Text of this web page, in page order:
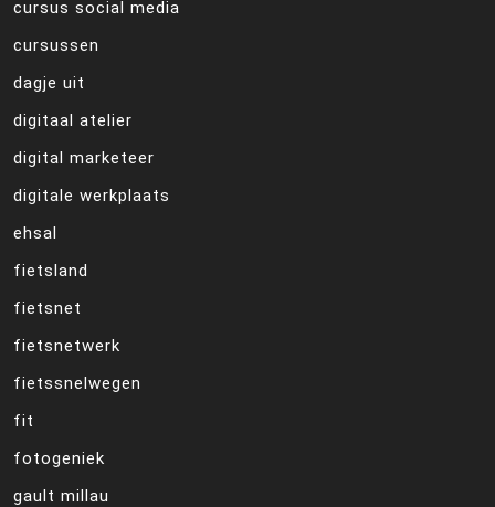
cursus social media
cursussen
dagje uit
digitaal atelier
digital marketeer
digitale werkplaats
ehsal
fietsland
fietsnet
fietsnetwerk
fietssnelwegen
fit
fotogeniek
gault millau